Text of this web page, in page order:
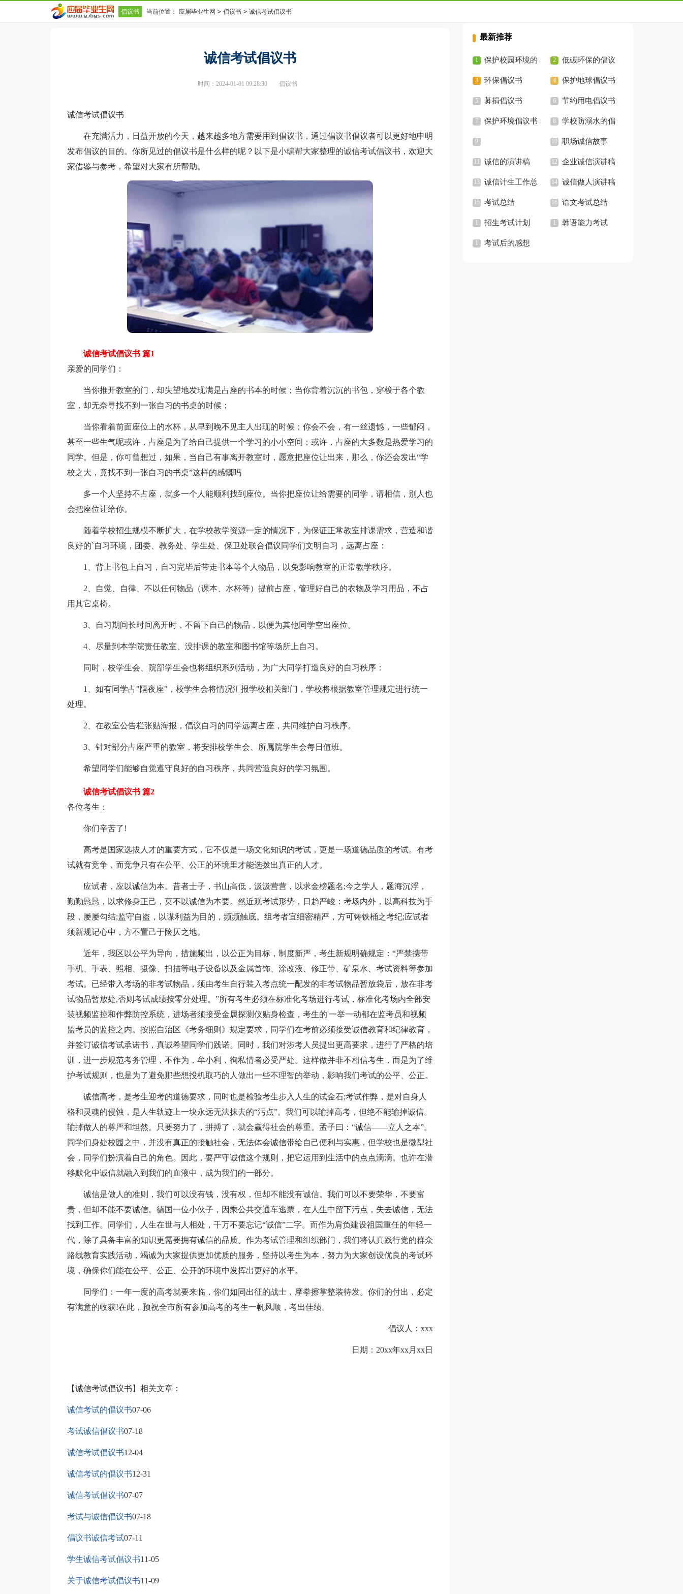
倡议书 当前位置： 应届毕业生网 > 倡议书 > 诚信考试倡议书
诚信考试倡议书
时间：2024-01-01 09:28:30 倡议书
诚信考试倡议书
在充满活力，日益开放的今天，越来越多地方需要用到倡议书，通过倡议书倡议者可以更好地申明
发布倡议的目的。你所见过的倡议书是什么样的呢？以下是小编帮大家整理的诚信考试倡议书，欢迎大
家借鉴与参考，希望对大家有所帮助。
诚信考试倡议书 篇1
亲爱的同学们：
当你推开教室的门，却失望地发现满是占座的书本的时候；当你背着沉沉的书包，穿梭于各个教
室，却无奈寻找不到一张自习的书桌的时候；
当你看着前面座位上的水杯，从早到晚不见主人出现的时候；你会不会，有一丝遗憾，一些郁闷，
甚至一些生气呢或许，占座是为了给自己提供一个学习的小小空间；或许，占座的大多数是热爱学习的
同学。但是，你可曾想过，如果，当自己有事离开教室时，愿意把座位让出来，那么，你还会发出“学
校之大，竟找不到一张自习的书桌”这样的感慨吗
多一个人坚持不占座，就多一个人能顺利找到座位。当你把座位让给需要的同学，请相信，别人也
会把座位让给你。
随着学校招生规模不断扩大，在学校教学资源一定的情况下，为保证正常教室排课需求，营造和谐
良好的`自习环境，团委、教务处、学生处、保卫处联合倡议同学们文明自习，远离占座：
1、背上书包上自习，自习完毕后带走书本等个人物品，以免影响教室的正常教学秩序。
2、自觉、自律、不以任何物品（课本、水杯等）提前占座，管理好自己的衣物及学习用品，不占
用其它桌椅。
3、自习期间长时间离开时，不留下自己的物品，以便为其他同学空出座位。
4、尽量到本学院责任教室、没排课的教室和图书馆等场所上自习。
同时，校学生会、院部学生会也将组织系列活动，为广大同学打造良好的自习秩序：
1、如有同学占"隔夜座"，校学生会将情况汇报学校相关部门，学校将根据教室管理规定进行统一
处理。
2、在教室公告栏张贴海报，倡议自习的同学远离占座，共同维护自习秩序。
3、针对部分占座严重的教室，将安排校学生会、所属院学生会每日值班。
希望同学们能够自觉遵守良好的自习秩序，共同营造良好的学习氛围。
诚信考试倡议书 篇2
各位考生：
你们辛苦了!
高考是国家选拔人才的重要方式，它不仅是一场文化知识的考试，更是一场道德品质的考试。有考
试就有竞争，而竞争只有在公平、公正的环境里才能选拨出真正的人才。
应试者，应以诚信为本。昔者士子，书山高低，汲汲营营，以求金榜题名;今之学人，题海沉浮，
勤勤恳恳，以求修身正己，莫不以诚信为本要。然近观考试形势，日趋严峻：考场内外，以高科技为手
段，屡屡勾结;监守自盗，以谋利益为目的，频频触底。组考者宜细密精严，方可铸铁桶之考纪;应试者
须新规记心中，方不置己于险仄之地。
近年，我区以公平为导向，措施频出，以公正为目标，制度新严，考生新规明确规定：“严禁携带
手机、手表、照相、摄像、扫描等电子设备以及金属首饰、涂改液、修正带、矿泉水、考试资料等参加
考试。已经带入考场的非考试物品，须由考生自行装入考点统一配发的非考试物品暂放袋后，放在非考
试物品暂放处,否则考试成绩按零分处理。”所有考生必须在标准化考场进行考试，标准化考场内全部安
装视频监控和作弊防控系统，进场者须接受金属探测仪贴身检查，考生的'一举一动都在监考员和视频
监考员的监控之内。按照自治区《考务细则》规定要求，同学们在考前必须接受诚信教育和纪律教育，
并签订诚信考试承诺书，真诚希望同学们践诺。同时，我们对涉考人员提出更高要求，进行了严格的培
训，进一步规范考务管理，不作为，牟小利，徇私情者必受严处。这样做并非不相信考生，而是为了维
护考试规则，也是为了避免那些想投机取巧的人做出一些不理智的举动，影响我们考试的公平、公正。
诚信高考，是考生迎考的道德要求，同时也是检验考生步入人生的试金石;考试作弊，是对自身人
格和灵魂的侵蚀，是人生轨迹上一块永远无法抹去的“污点”。我们可以输掉高考，但绝不能输掉诚信。
输掉做人的尊严和坦然。只要努力了，拼搏了，就会赢得社会的尊重。孟子曰：“诚信——立人之本”。
同学们身处校园之中，并没有真正的接触社会，无法体会诚信带给自己便利与实惠，但学校也是微型社
会，同学们扮演着自己的角色。因此，要严守诚信这个规则，把它运用到生活中的点点滴滴。也许在潜
移默化中诚信就融入到我们的血液中，成为我们的一部分。
诚信是做人的准则，我们可以没有钱，没有权，但却不能没有诚信。我们可以不要荣华，不要富
贵，但却不能不要诚信。德国一位小伙子，因乘公共交通车逃票，在人生中留下污点，失去诚信，无法
找到工作。同学们，人生在世与人相处，千万不要忘记“诚信”二字。而作为肩负建设祖国重任的年轻一
代，除了具备丰富的知识更需要拥有诚信的品质。作为考试管理和组织部门，我们将认真践行党的群众
路线教育实践活动，竭诚为大家提供更加优质的服务，坚持以考生为本，努力为大家创设优良的考试环
境，确保你们能在公平、公正、公开的环境中发挥出更好的水平。
同学们：一年一度的高考就要来临，你们如同出征的战士，摩拳擦掌整装待发。你们的付出，必定
有满意的收获!在此，预祝全市所有参加高考的考生一帆风顺，考出佳绩。
倡议人：xxx
日期：20xx年xx月xx日
【诚信考试倡议书】相关文章：
诚信考试的倡议书07-06
考试诚信倡议书07-18
诚信考试倡议书12-04
诚信考试的倡议书12-31
诚信考试倡议书07-07
考试与诚信倡议书07-18
倡议书诚信考试07-11
学生诚信考试倡议书11-05
关于诚信考试倡议书11-09
最新推荐
保护校园环境的
倡议书
低碳环保的倡议
书
环保倡议书 保护地球倡议书
募捐倡议书 节约用电倡议书
六年级
保护环境倡议书
六年级
学校防溺水的倡
议书职场诚信故事
诚信的演讲稿 企业诚信演讲稿
诚信计生工作总
结
诚信做人演讲稿
考试总结 语文考试总结
招生考试计划 韩语能力考试
考试后的感想